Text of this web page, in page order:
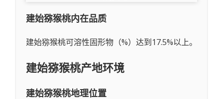
建始猕猴桃内在品质
建始猕猴桃可溶性固形物（%）达到17.5%以上。
建始猕猴桃产地环境
建始猕猴桃地理位置